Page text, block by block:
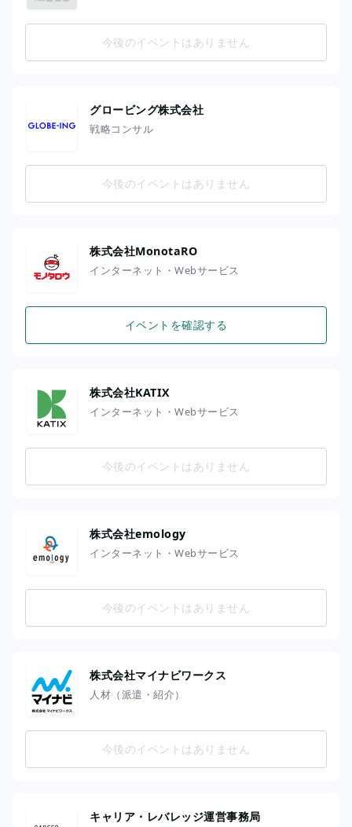
今後のイベントはありません
グロービング株式会社
戦略コンサル
今後のイベントはありません
株式会社MonotaRO
インターネット・Webサービス
イベントを確認する
株式会社KATIX
インターネット・Webサービス
今後のイベントはありません
株式会社emology
インターネット・Webサービス
今後のイベントはありません
株式会社マイナビワークス
人材（派遣・紹介）
今後のイベントはありません
キャリア・レバレッジ運営事務局